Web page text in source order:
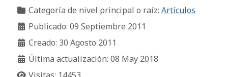
Categoría de nivel principal o raíz: Artículos
Publicado: 09 Septiembre 2011
Creado: 30 Agosto 2011
Última actualización: 08 May 2018